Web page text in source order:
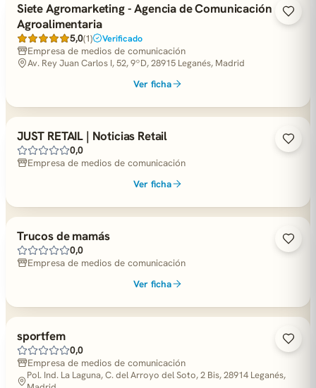
Siete Agromarketing - Agencia de Comunicación
Agroalimentaria
5,0(1) Verificado
Empresa de medios de comunicación
Av. Rey Juan Carlos I, 52, 9ºD, 28915 Leganés, Madrid
Ver ficha
JUST RETAIL | Noticias Retail
0,0
Empresa de medios de comunicación
Ver ficha
Trucos de mamás
0,0
Empresa de medios de comunicación
Ver ficha
sportfem
0,0
Empresa de medios de comunicación
Pol. Ind. La Laguna, C. del Arroyo del Soto, 2 Bis, 28914 Leganés,